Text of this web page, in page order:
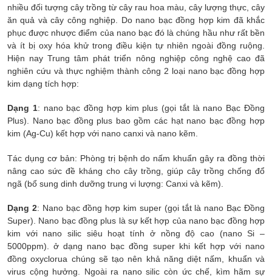
nhiều đối tượng cây trồng từ cây rau hoa màu, cây lượng thực, cây
ăn quả và cây công nghiệp. Do nano bạc đồng hợp kim đã khắc
phục được nhược điểm của nano bạc đó là chúng hầu như rất bền
và ít bị oxy hóa khử trong điều kiện tự nhiên ngoài đồng ruộng.
Hiện nay Trung tâm phát triển nông nghiệp công nghệ cao đã
nghiên cứu và thực nghiệm thành công 2 loại nano bạc đồng hợp
kim dạng tích hợp:
Dạng 1: nano bạc đồng hợp kim plus (gọi tắt là nano Bạc Đồng
Plus). Nano bạc đồng plus bao gồm các hạt nano bạc đồng hợp
kim (Ag-Cu) kết hợp với nano canxi và nano kẽm.
Tác dụng cơ bản: Phòng trị bệnh do nấm khuẩn gây ra đồng thời
nâng cao sức đề kháng cho cây trồng, giúp cây trồng chống đổ
ngã (bổ sung dinh dưỡng trung vi lượng: Canxi và kẽm).
Dạng 2: Nano bạc đồng hợp kim super (gọi tắt là nano Bạc Đồng
Super). Nano bạc đồng plus là sự kết hợp của nano bạc đồng hợp
kim với nano silic siêu hoạt tính ở nồng độ cao (nano Si –
5000ppm). ở dạng nano bạc đồng super khi kết hợp với nano
đồng oxyclorua chúng sẽ tạo nên khả năng diệt nấm, khuẩn và
virus cộng hưởng. Ngoài ra nano silic còn ức chế, kìm hãm sự